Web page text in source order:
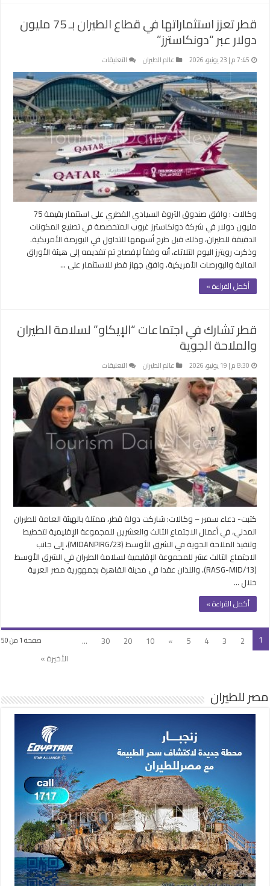
قطر تعزز استثماراتها في قطاع الطيران بـ 75 مليون
دولار عبر “دونكاسترز”
7:45 م | 23 يونيو، 2026 عالم الطيران التعليقات
قطر
تعزز
استثماراتها
في
قطاع
الطيران
بـ
75
مليون
دولار
عبر
“دونكاسترز”
مغلقة
وكالات : وافق صندوق الثروة السيادي القطري على استثمار بقيمة 75
مليون دولار في شركة دونكاسترز غروب المتخصصة في تصنيع المكونات
الدقيقة للطيران، وذلك قبل طرح ‌أسهمها للتداول في البورصة الأمريكية.
وذكرت رويترز اليوم الثلاثاء، أنه وفقاً لإفصاح تم تقديمه إلى هيئة الأوراق
المالية والبورصات الأمريكية، وافق جهاز قطر للاستثمار على …
أكمل القراءة »
قطر تشارك في اجتماعات “الإيكاو” لسلامة الطيران
والملاحة الجوية
8:30 م | 19 يونيو، 2026 عالم الطيران التعليقات
قطر
تشارك
في
اجتماعات
“الإيكاو”
لسلامة
الطيران
والملاحة
الجوية
مغلقة
كتبت- دعاء سمير – وكالات: شاركت دولة قطر، ممثلة بالهيئة العامة للطيران
المدني، في أعمال الاجتماع الثالث والعشرين للمجموعة الإقليمية لتخطيط
وتنفيذ الملاحة الجوية في الشرق الأوسط (MIDANPIRG/23)، إلى جانب
الاجتماع الثالث عشر للمجموعة الإقليمية لسلامة الطيران في الشرق الأوسط
(RASG-MID/13)، واللذان عقدا في مدينة القاهرة بجمهورية مصر العربية
خلال …
أكمل القراءة »
صفحة 1 من 50 1
2
3
4
5
»
10
20
30
...
الأخيرة »
مصر للطيران